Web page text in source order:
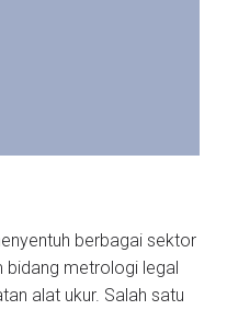
berbagai sektor
bidang metrologi legal
alat ukur. Salah satu